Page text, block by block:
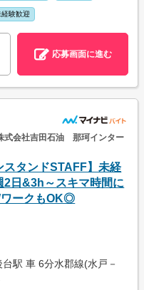
経験歓迎
応募画面に進む
式会社吉田石油 那珂インター
スタンドSTAFF】未経
日&3h～スキマ時間に
ワークもOK◎
駅 車 6分水郡線(水戸－